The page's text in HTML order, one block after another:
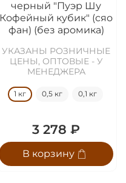
черный "Пуэр Шу
Кофейный кубик" (сяо
фан) (без аромика)
УКАЗАНЫ РОЗНИЧНЫЕ
ЦЕНЫ, ОПТОВЫЕ - У
МЕНЕДЖЕРА
1 кг 0,5 кг 0,1 кг
3 278 ₽
В корзину